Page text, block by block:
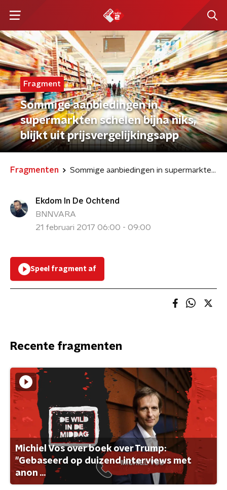
Fragment
Sommige aanbiedingen in
supermarkten schelen bijna niks,
blijkt uit prijsvergelijkingsapp
Fragmenten Sommige aanbiedingen in supermarkten schelen bijna niks, blijkt uit prijsvergelijkingsapp
Ekdom In De Ochtend
BNNVARA
21 februari 2017 06:00 - 09:00
Speel fragment af
Recente fragmenten
Michiel Vos over boek over Trump:
"Gebaseerd op duizend interviews met
anon ...